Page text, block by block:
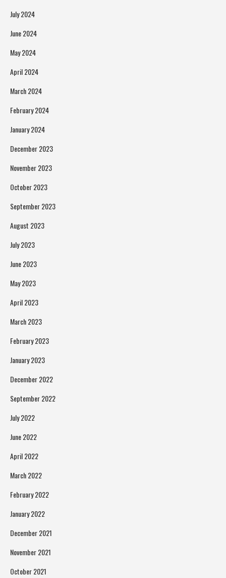
July 2024
June 2024
May 2024
April 2024
March 2024
February 2024
January 2024
December 2023
November 2023
October 2023
September 2023
August 2023
July 2023
June 2023
May 2023
April 2023
March 2023
February 2023
January 2023
December 2022
September 2022
July 2022
June 2022
April 2022
March 2022
February 2022
January 2022
December 2021
November 2021
October 2021